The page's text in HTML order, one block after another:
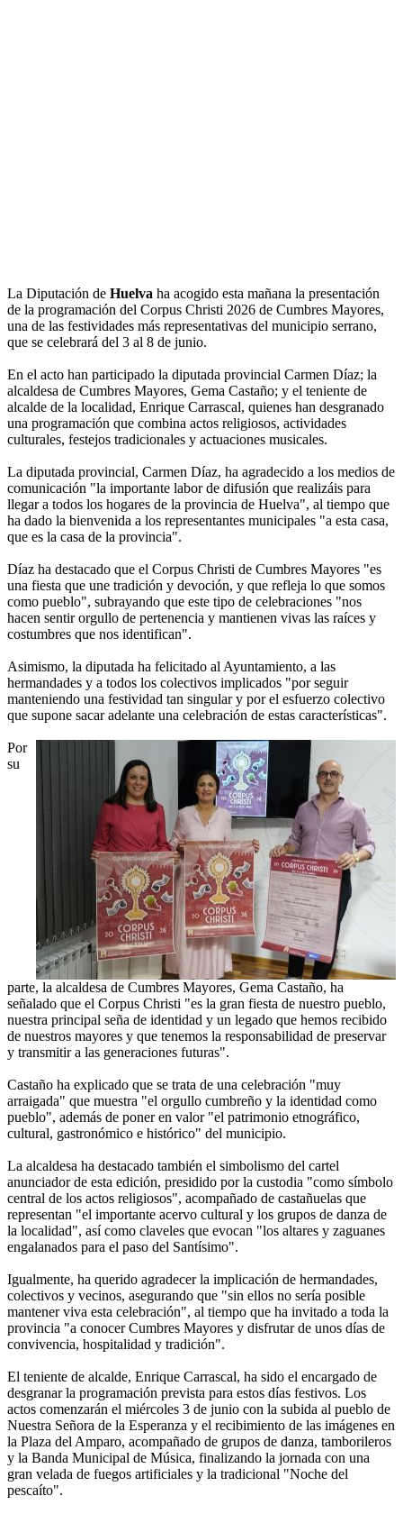
La Diputación de Huelva ha acogido esta mañana la presentación
de la programación del Corpus Christi 2026 de Cumbres Mayores,
una de las festividades más representativas del municipio serrano,
que se celebrará del 3 al 8 de junio.
En el acto han participado la diputada provincial Carmen Díaz; la
alcaldesa de Cumbres Mayores, Gema Castaño; y el teniente de
alcalde de la localidad, Enrique Carrascal, quienes han desgranado
una programación que combina actos religiosos, actividades
culturales, festejos tradicionales y actuaciones musicales.
La diputada provincial, Carmen Díaz, ha agradecido a los medios de
comunicación "la importante labor de difusión que realizáis para
llegar a todos los hogares de la provincia de Huelva", al tiempo que
ha dado la bienvenida a los representantes municipales "a esta casa,
que es la casa de la provincia".
Díaz ha destacado que el Corpus Christi de Cumbres Mayores "es
una fiesta que une tradición y devoción, y que refleja lo que somos
como pueblo", subrayando que este tipo de celebraciones "nos
hacen sentir orgullo de pertenencia y mantienen vivas las raíces y
costumbres que nos identifican".
Asimismo, la diputada ha felicitado al Ayuntamiento, a las
hermandades y a todos los colectivos implicados "por seguir
manteniendo una festividad tan singular y por el esfuerzo colectivo
que supone sacar adelante una celebración de estas características".
Por
su
parte, la alcaldesa de Cumbres Mayores, Gema Castaño, ha
señalado que el Corpus Christi "es la gran fiesta de nuestro pueblo,
nuestra principal seña de identidad y un legado que hemos recibido
de nuestros mayores y que tenemos la responsabilidad de preservar
y transmitir a las generaciones futuras".
Castaño ha explicado que se trata de una celebración "muy
arraigada" que muestra "el orgullo cumbreño y la identidad como
pueblo", además de poner en valor "el patrimonio etnográfico,
cultural, gastronómico e histórico" del municipio.
La alcaldesa ha destacado también el simbolismo del cartel
anunciador de esta edición, presidido por la custodia "como símbolo
central de los actos religiosos", acompañado de castañuelas que
representan "el importante acervo cultural y los grupos de danza de
la localidad", así como claveles que evocan "los altares y zaguanes
engalanados para el paso del Santísimo".
Igualmente, ha querido agradecer la implicación de hermandades,
colectivos y vecinos, asegurando que "sin ellos no sería posible
mantener viva esta celebración", al tiempo que ha invitado a toda la
provincia "a conocer Cumbres Mayores y disfrutar de unos días de
convivencia, hospitalidad y tradición".
El teniente de alcalde, Enrique Carrascal, ha sido el encargado de
desgranar la programación prevista para estos días festivos. Los
actos comenzarán el miércoles 3 de junio con la subida al pueblo de
Nuestra Señora de la Esperanza y el recibimiento de las imágenes en
la Plaza del Amparo, acompañado de grupos de danza, tamborileros
y la Banda Municipal de Música, finalizando la jornada con una
gran velada de fuegos artificiales y la tradicional "Noche del
pescaíto".